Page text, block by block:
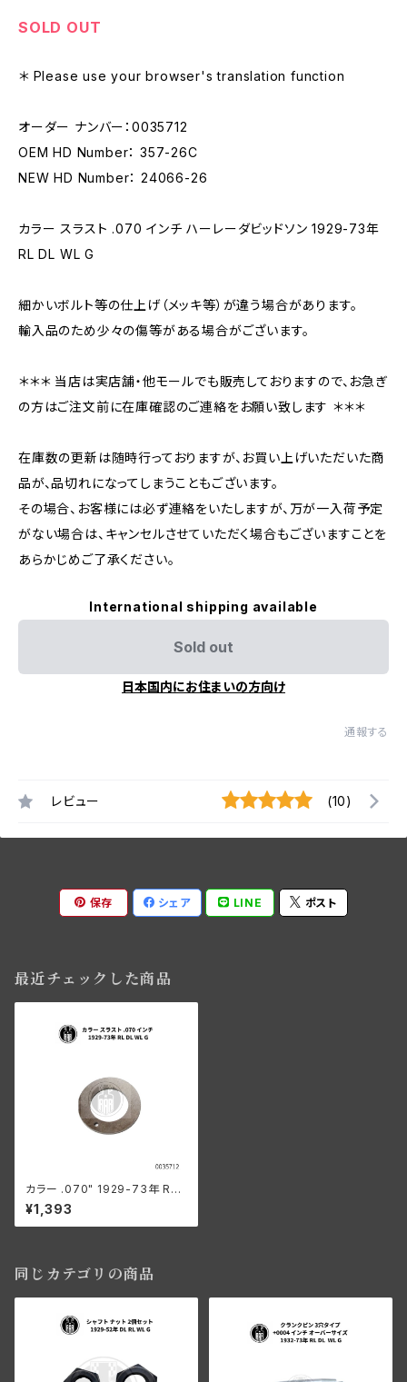
SOLD OUT
＊ Please use your browser's translation function
オーダー ナンバー：0035712
OEM HD Number： 357-26C
NEW HD Number： 24066-26
カラー スラスト .070 インチ ハーレーダビッドソン 1929-73年
RL DL WL G
細かいボルト等の仕上げ（メッキ等）が違う場合があります。
輸入品のため少々の傷等がある場合がございます。
＊＊＊ 当店は実店舗・他モールでも販売しておりますので、お急ぎ
の方はご注文前に在庫確認のご連絡をお願い致します ＊＊＊
在庫数の更新は随時行っておりますが、お買い上げいただいた商
品が、品切れになってしまうこともございます。
その場合、お客様には必ず連絡をいたしますが、万が一入荷予定
がない場合は、キャンセルさせていただく場合もございますことを
あらかじめご了承ください。
International shipping available
Sold out
日本国内にお住まいの方向け
通報する
レビュー (10)
保存 シェア LINE ポスト
最近チェックした商品
カラー .070" 1929-73年 RL
DL WL G
¥1,393
同じカテゴリの商品